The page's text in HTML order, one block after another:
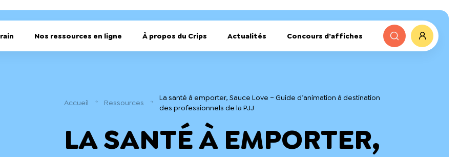
Nos ressources en ligne À propos du Crips Actualités Concours d’affiches
Accueil Ressources
La santé à emporter, Sauce Love – Guide d’animation à destination
des professionnels de la PJJ
LA SANTÉ À EMPORTER,